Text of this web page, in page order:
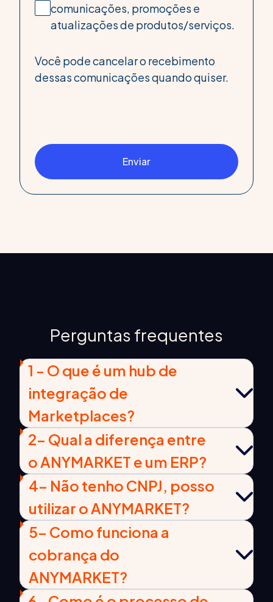
comunicações, promoções e
atualizações de produtos/serviços.
Você pode cancelar o recebimento
dessas comunicações quando quiser.
Enviar
Perguntas frequentes
1 - O que é um hub de
integração de
Marketplaces?
2- Qual a diferença entre
o ANYMARKET e um ERP?
4- Não tenho CNPJ, posso
utilizar o ANYMARKET?
5- Como funciona a
cobrança do
ANYMARKET?